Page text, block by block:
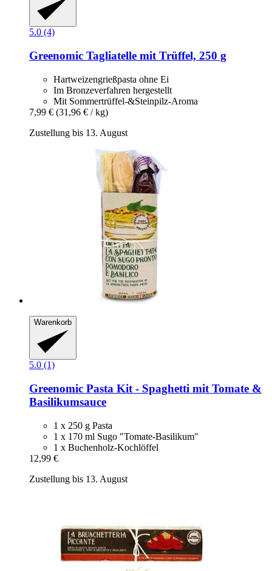
5.0 (4)
Greenomic Tagliatelle mit Trüffel, 250 g
Hartweizengrießpasta ohne Ei
Im Bronzeverfahren hergestellt
Mit Sommertrüffel-&Steinpilz-Aroma
7,99 € (31,96 € / kg)
Zustellung bis 13. August
Warenkorb
5.0 (1)
Greenomic Pasta Kit -​ Spaghetti mit Tomate &
Basilikumsauce
1 x 250 g Pasta
1 x 170 ml Sugo "Tomate-Basilikum"
1 x Buchenholz-Kochlöffel
12,99 €
Zustellung bis 13. August